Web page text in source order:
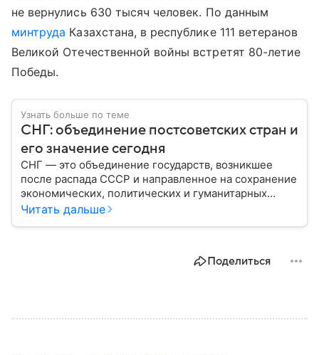
не вернулись 630 тысяч человек. По данным
минтруда Казахстана, в республике 111 ветеранов
Великой Отечественной войны встретят 80-летие
Победы.
Узнать больше по теме
СНГ: объединение постсоветских стран и
его значение сегодня
СНГ — это объединение государств, возникшее
после распада СССР и направленное на сохранение
экономических, политических и гуманитарных
связей между бывшими союзными республиками.
Собрали главное по теме на сегодняшний день.
Читать дальше
Поделиться